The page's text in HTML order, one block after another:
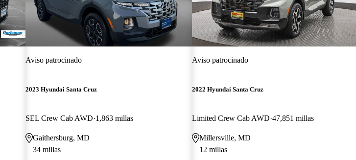
Aviso patrocinado
2023 Hyundai Santa Cruz
SEL Crew Cab AWD 1,863 millas
Gaithersburg, MD
34 millas
Aviso patrocinado
2022 Hyundai Santa Cruz
Limited Crew Cab AWD 47,851 millas
Millersville, MD
12 millas